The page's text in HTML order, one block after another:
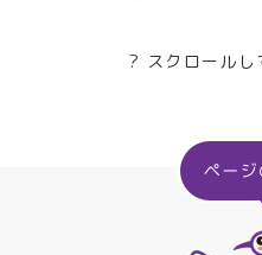
? スクロールし